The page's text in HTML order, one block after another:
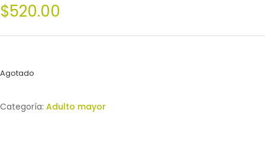
$520.00
Agotado
Categoría: Adulto mayor